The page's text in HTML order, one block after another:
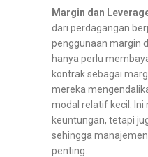
Margin dan
dari perdagangan
penggunaan margin
hanya perlu
kontrak sebagai
mereka
modal relatif kecil.
keuntungan, tetapi
sehingga
penting.